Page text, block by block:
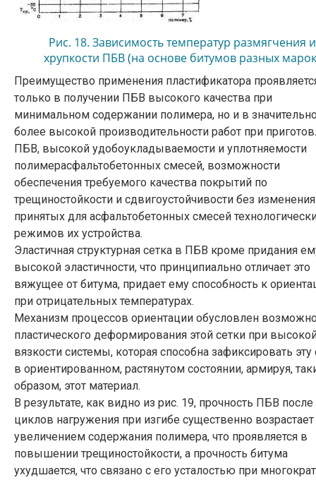
Рис. 18. Зависимость температур размягчения и
хрупкости ПБВ (на основе битумов разных
от различного содержания в них полимеров.
Преимущество применения пластификатора
только в получении ПБВ высокого качества при
минимальном содержании полимера, но и в
более высокой производительности работ при
ПБВ, высокой удобоукладываемости и уплотняемости
полимерасфальтобетонных смесей, возможности
обеспечения требуемого качества покрытий по
трещиностойкости и сдвигоустойчивости без изменения
принятых для асфальтобетонных смесей
режимов их устройства.
Эластичная структурная сетка в ПБВ кроме придания
высокой эластичности, что принципиально отличает это
вяжущее от битума, придает ему способность к
при отрицательных температурах.
Механизм процессов ориентации обусловлен
пластического деформирования этой сетки при
вязкости системы, которая способна зафиксировать эту
в ориентированном, растянутом состоянии, армируя,
образом, этот материал.
В результате, как видно из рис. 19, прочность ПБВ
циклов нагружения при изгибе существенно возрастает
увеличением содержания полимера, что проявляется в
повышении трещиностойкости, а прочность битума
ухудшается, что связано с его усталостью при